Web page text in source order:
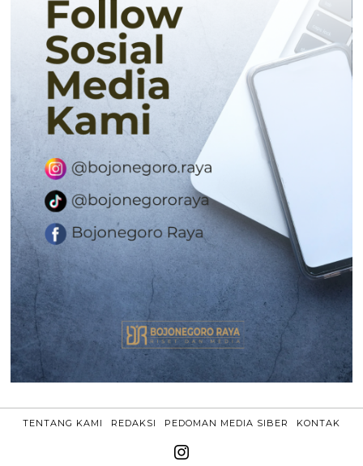
TENTANG KAMI REDAKSI PEDOMAN MEDIA SIBER KONTAK